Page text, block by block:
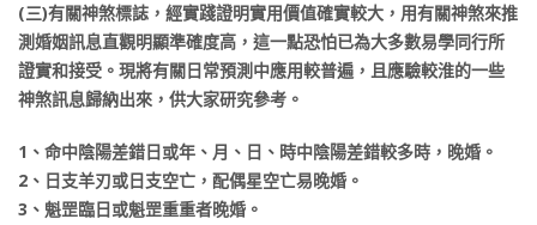
(三)有關神煞標誌，經實踐證明實用價值確實較大，用有關神煞來推
測婚姻訊息直觀明顯準確度高，這一點恐怕已為大多數易學同行所
證實和接受。現將有關日常預測中應用較普遍，且應驗較淮的一些
神煞訊息歸納出來，供大家研究參考。
1、命中陰陽差錯日或年、月、日、時中陰陽差錯較多時，晚婚。
2、日支羊刃或日支空亡，配偶星空亡易晚婚。
3、魁罡臨日或魁罡重重者晚婚。